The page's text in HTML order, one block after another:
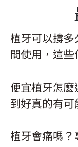
植牙可以撐
間使用，這
便宜植牙怎
到好真的有可
植牙會痛嗎